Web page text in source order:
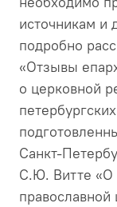
источникам и
подробно
«Отзывы
о церковной
Санкт-
С.Ю. Витте «О